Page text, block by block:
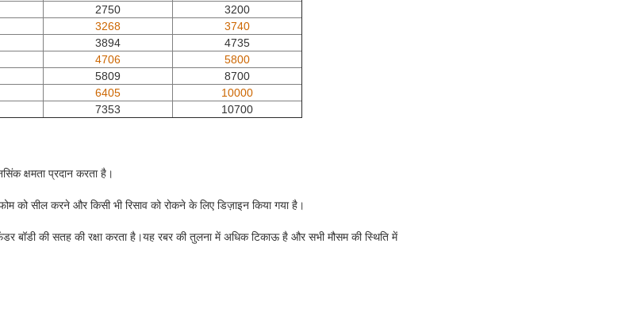
2750
3200
3268
3740
3894
4735
4706
5800
5809
8700
6405
10000
7353 10700
क्षमता प्रदान करता है।
को सील करने और किसी भी रिसाव को रोकने के लिए डिज़ाइन किया गया है।
बॉडी की सतह की रक्षा करता है।यह रबर की तुलना में अधिक टिकाऊ है और सभी मौसम की स्थिति में